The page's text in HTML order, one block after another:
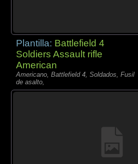
Plantilla: Battlefield 4
Soldiers Assault rifle
American
Americano, Battlefield 4, Soldados, Fusil
de asalto,